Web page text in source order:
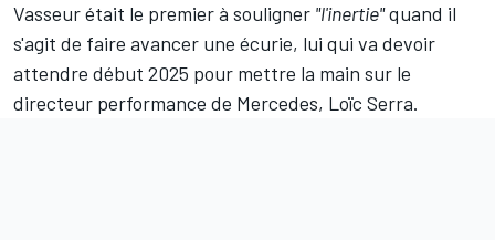
Vasseur était le premier à souligner "l'inertie"quand il
s'agit de faire avancer une écurie, lui qui va devoir
attendre début 2025 pour mettre la main sur le
directeur performance de Mercedes, Loïc Serra.